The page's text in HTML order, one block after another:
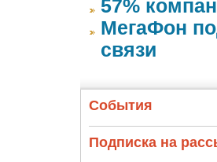
57%
МегаФон
связи
События
Подписка на